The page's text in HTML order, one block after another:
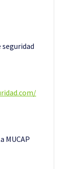
seguridad
MUCAP